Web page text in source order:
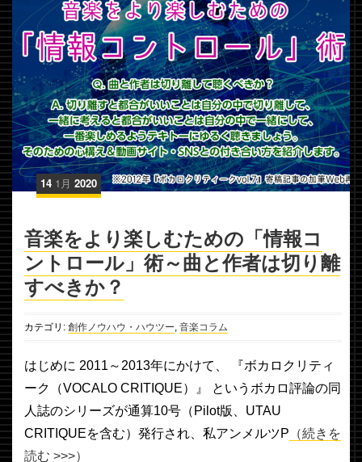
14 1月 2020
音楽をより楽しむための「情報コ
ントロール」術～曲と作者は切り離
すべきか？
カテゴリ: 創作ノウハウ・ハウツー 音楽コラム
はじめに 2011～2013年にかけて、 『ボカロクリティ
ーク（VOCALO CRITIQUE）』 というボカロ評論の同
人誌のシリーズが通算10号（Pilot版、UTAU
CRITIQUEを含む）発行され、私アンメルツP （続きを
読む >>>）